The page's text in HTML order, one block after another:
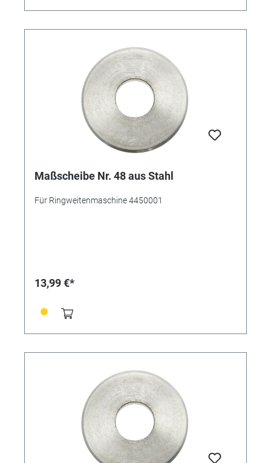
Maßscheibe Nr. 48 aus Stahl
Für Ringweitenmaschine 4450001
13,99 €*